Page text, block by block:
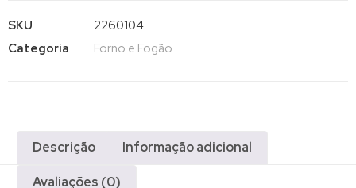
SKU
2260104
Categoria
Forno e Fogão
Descrição Informação adicional
Avaliações (0)